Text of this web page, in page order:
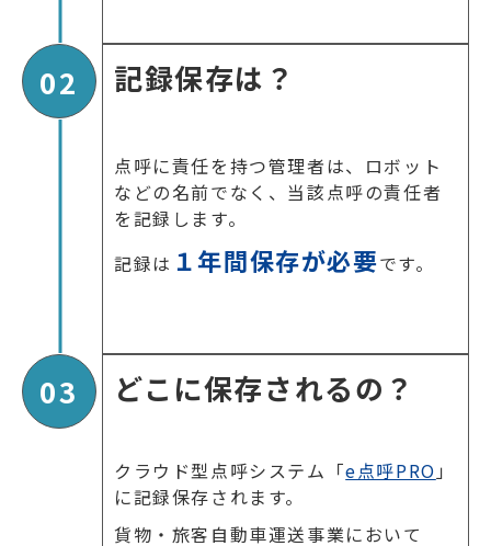
02 記録保存は？
点呼に責任を持つ管理者は、ロボット
などの名前でなく、当該点呼の責任者
を記録します。
記録は １年間保存が必要です。
03 どこに保存されるの？
クラウド型点呼システム「e点呼PRO 」
に記録保存されます。
貨物・旅客自動車運送事業において